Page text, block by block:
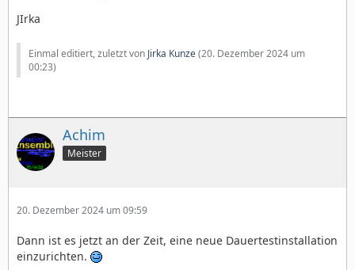
JIrka
Einmal editiert, zuletzt von Jirka Kunze(20. Dezember 2024 um
00:23)
Achim
Meister
20. Dezember 2024 um 09:59
Dann ist es jetzt an der Zeit, eine neue Dauertestinstallation
einzurichten.